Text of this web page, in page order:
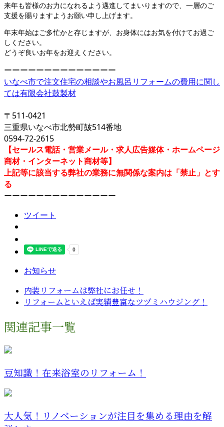
来年も皆様のお力になれるよう邁進してまいりますので、一層のご
支援を賜りますようお願い申し上げます。
年末年始はご多忙かと存じますが、お身体にはお気を付けてお過ご
しください。
どうぞ良いお年をお迎えください。
ーーーーーーーーーーーーーー
いなべ市で注文住宅の相談やお風呂リフォームの費用に関し
ては有限会社鼓製材
〒511-0421
三重県いなべ市北勢町皷514番地
0594-72-2615
【セールス電話・営業メール・求人広告媒体・ホームページ
商材・インターネット商材等】
上記等に該当する弊社の業務に無関係な案内は「禁止」とす
る
ーーーーーーーーーーーーーー
ツイート
お知らせ
内装リフォームは弊社にお任せ！
リフォームといえば実績豊富なツヅミハウジング！
関連記事一覧
豆知識！在来浴室のリフォーム！
大人気！リノベーションが注目を集める理由を解